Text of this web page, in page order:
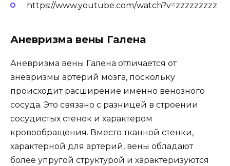
https://www.youtube.com/watch?v=zzzzzzzzz
Аневризма вены Галена
Аневризма вены Галена отличается от
аневризмы артерий мозга, поскольку
происходит расширение именно венозного
сосуда. Это связано с разницей в строении
сосудистых стенок и характером
кровообращения. Вместо тканной стенки,
характерной для артерий, вены обладают
более упругой структурой и характеризуются